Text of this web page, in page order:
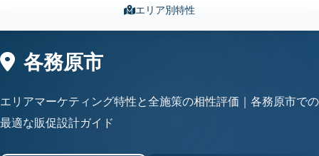
エリア別特性
各務原市
エリアマーケティング特性と全施策の相性評価｜各務原市での
最適な販促設計ガイド